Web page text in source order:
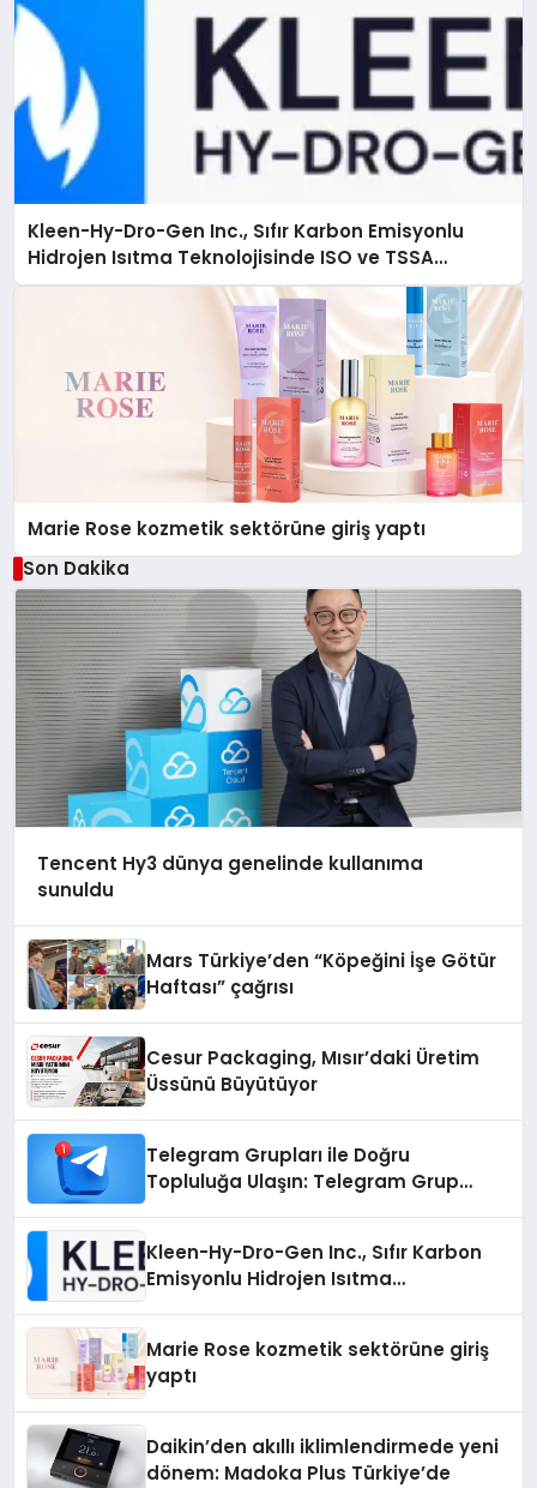
Kleen-Hy-Dro-Gen Inc., Sıfır Karbon Emisyonlu
Hidrojen Isıtma Teknolojisinde ISO ve TSSA
Düzenleyici Onaylarını Aldı
Marie Rose kozmetik sektörüne giriş yaptı
Son Dakika
Tencent Hy3 dünya genelinde kullanıma
sunuldu
Mars Türkiye’den “Köpeğini İşe Götür
Haftası” çağrısı
Cesur Packaging, Mısır’daki Üretim
Üssünü Büyütüyor
Telegram Grupları ile Doğru
Topluluğa Ulaşın: Telegram Grup
Kleen-Hy-Dro-Gen Inc., Sıfır Karbon
Emisyonlu Hidrojen Isıtma
Marie Rose kozmetik sektörüne giriş
yaptı
Daikin’den akıllı iklimlendirmede yeni
dönem: Madoka Plus Türkiye’de